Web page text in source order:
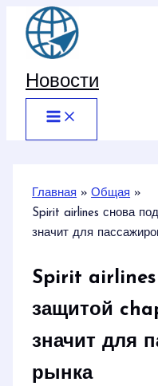
Перейти
содержимому
Новости
Главная
Общая
Spirit airlines снова
значит для
Spirit
защитой
значит для
рынка